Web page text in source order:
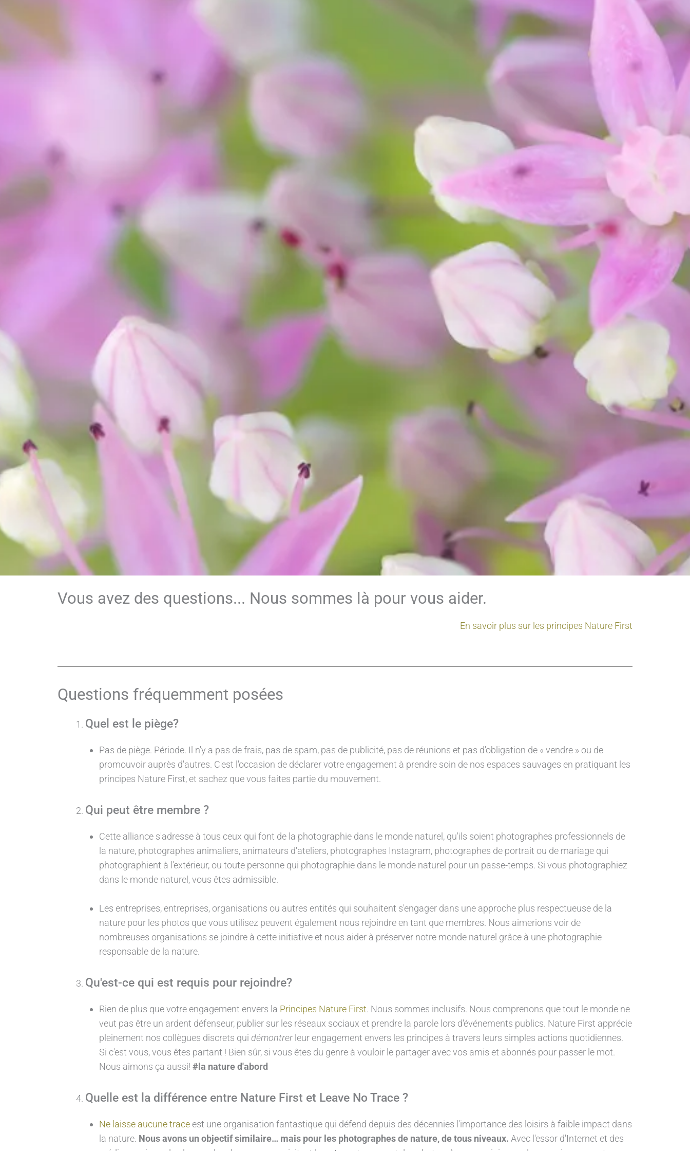
Vous avez des questions... Nous sommes là pour vous aider.
En savoir plus sur les principes Nature First
Questions fréquemment posées
Quel est le piège?
Pas de piège. Période. Il n'y a pas de frais, pas de spam, pas de publicité, pas de réunions et pas d'obligation de « vendre » ou de
promouvoir auprès d'autres. C'est l'occasion de déclarer votre engagement à prendre soin de nos espaces sauvages en pratiquant les
principes Nature First, et sachez que vous faites partie du mouvement.
Qui peut être membre ?
Cette alliance s'adresse à tous ceux qui font de la photographie dans le monde naturel, qu'ils soient photographes professionnels de
la nature, photographes animaliers, animateurs d'ateliers, photographes Instagram, photographes de portrait ou de mariage qui
photographient à l'extérieur, ou toute personne qui photographie dans le monde naturel pour un passe-temps. Si vous photographiez
dans le monde naturel, vous êtes admissible.
Les entreprises, entreprises, organisations ou autres entités qui souhaitent s'engager dans une approche plus respectueuse de la
nature pour les photos que vous utilisez peuvent également nous rejoindre en tant que membres. Nous aimerions voir de
nombreuses organisations se joindre à cette initiative et nous aider à préserver notre monde naturel grâce à une photographie
responsable de la nature.
Qu'est-ce qui est requis pour rejoindre?
Rien de plus que votre engagement envers la Principes Nature First. Nous sommes inclusifs. Nous comprenons que tout le monde ne
veut pas être un ardent défenseur, publier sur les réseaux sociaux et prendre la parole lors d'événements publics. Nature First apprécie
pleinement nos collègues discrets qui démontrer leur engagement envers les principes à travers leurs simples actions quotidiennes.
Si c'est vous, vous êtes partant ! Bien sûr, si vous êtes du genre à vouloir le partager avec vos amis et abonnés pour passer le mot.
Nous aimons ça aussi! #la nature d'abord
Quelle est la différence entre Nature First et Leave No Trace ?
Ne laisse aucune trace est une organisation fantastique qui défend depuis des décennies l'importance des loisirs à faible impact dans
la nature. Nous avons un objectif similaire… mais pour les photographes de nature, de tous niveaux. Avec l'essor d'Internet et des